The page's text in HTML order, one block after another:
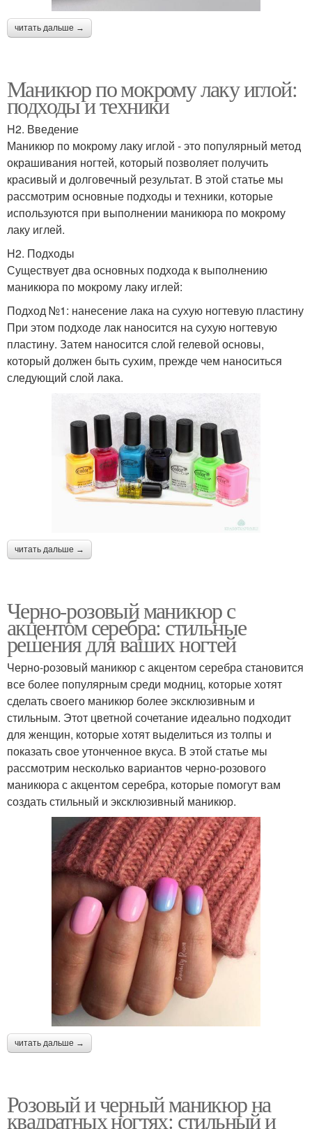
читать дальше →
Маникюр по мокрому лаку иглой:
подходы и техники
H2. Введение
Маникюр по мокрому лаку иглой - это популярный метод
окрашивания ногтей, который позволяет получить
красивый и долговечный результат. В этой статье мы
рассмотрим основные подходы и техники, которые
используются при выполнении маникюра по мокрому
лаку иглей.
H2. Подходы
Существует два основных подхода к выполнению
маникюра по мокрому лаку иглей:
Подход №1: нанесение лака на сухую ногтевую пластину
При этом подходе лак наносится на сухую ногтевую
пластину. Затем наносится слой гелевой основы,
который должен быть сухим, прежде чем наноситься
следующий слой лака.
читать дальше →
Черно-розовый маникюр с
акцентом серебра: стильные
решения для ваших ногтей
Черно-розовый маникюр с акцентом серебра становится
все более популярным среди модниц, которые хотят
сделать своего маникюр более эксклюзивным и
стильным. Этот цветной сочетание идеально подходит
для женщин, которые хотят выделиться из толпы и
показать свое утонченное вкуса. В этой статье мы
рассмотрим несколько вариантов черно-розового
маникюра с акцентом серебра, которые помогут вам
создать стильный и эксклюзивный маникюр.
читать дальше →
Розовый и черный маникюр на
квадратных ногтях: стильный и